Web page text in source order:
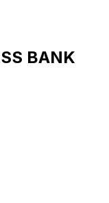
BANK